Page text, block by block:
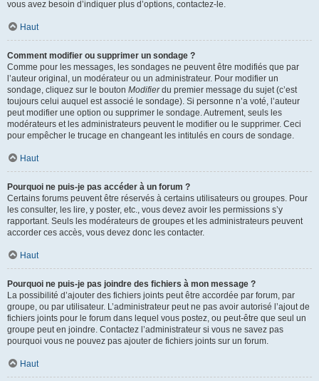
vous avez besoin d’indiquer plus d’options, contactez-le.
Haut
Comment modifier ou supprimer un sondage ?
Comme pour les messages, les sondages ne peuvent être modifiés que par
l’auteur original, un modérateur ou un administrateur. Pour modifier un
sondage, cliquez sur le bouton Modifierdu premier message du sujet (c’est
toujours celui auquel est associé le sondage). Si personne n’a voté, l’auteur
peut modifier une option ou supprimer le sondage. Autrement, seuls les
modérateurs et les administrateurs peuvent le modifier ou le supprimer. Ceci
pour empêcher le trucage en changeant les intitulés en cours de sondage.
Haut
Pourquoi ne puis-je pas accéder à un forum ?
Certains forums peuvent être réservés à certains utilisateurs ou groupes. Pour
les consulter, les lire, y poster, etc., vous devez avoir les permissions s’y
rapportant. Seuls les modérateurs de groupes et les administrateurs peuvent
accorder ces accès, vous devez donc les contacter.
Haut
Pourquoi ne puis-je pas joindre des fichiers à mon message ?
La possibilité d’ajouter des fichiers joints peut être accordée par forum, par
groupe, ou par utilisateur. L’administrateur peut ne pas avoir autorisé l’ajout de
fichiers joints pour le forum dans lequel vous postez, ou peut-être que seul un
groupe peut en joindre. Contactez l’administrateur si vous ne savez pas
pourquoi vous ne pouvez pas ajouter de fichiers joints sur un forum.
Haut